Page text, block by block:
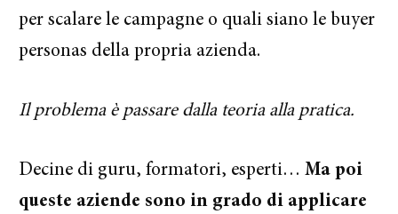
per scalare le campagne o quali siano le buyer
personas della propria azienda.
Il problema è passare dalla teoria alla pratica.
Decine di guru, formatori, esperti…Ma poi
queste aziende sono in grado di applicare